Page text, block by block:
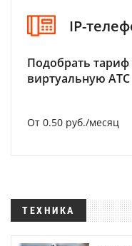
IP-
Подобрать
виртуальную АТС
От 0.50 руб./месяц
ТЕХНИКА